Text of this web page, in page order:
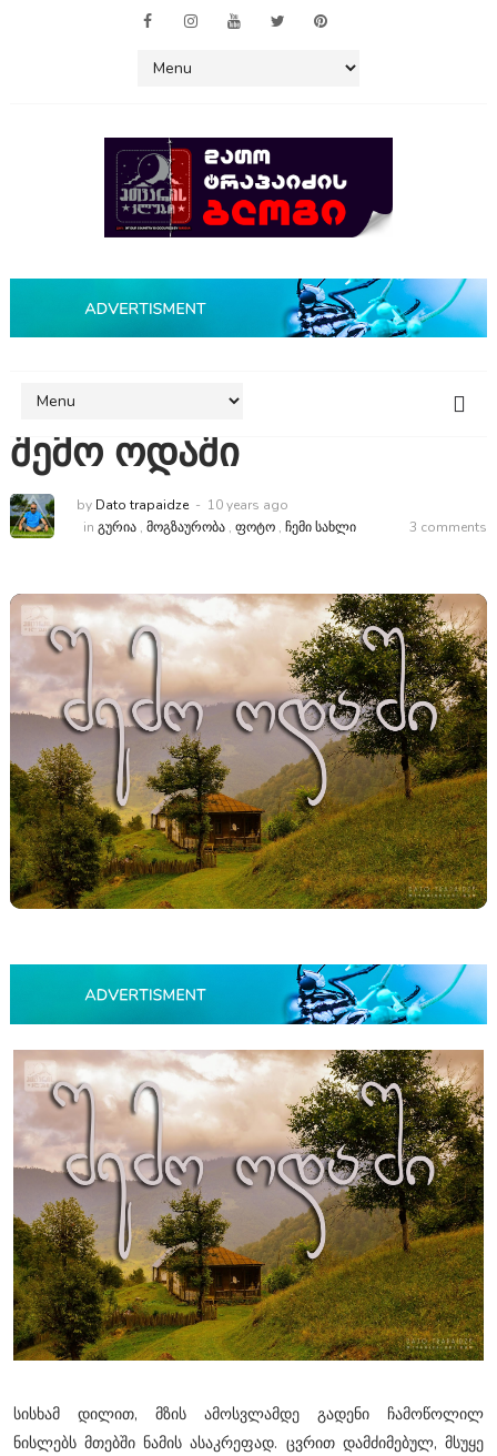
შემო ოდაში
by Dato trapaidze
10 years ago
in ᲒᲣᲠᲘᲐ, ᲛᲝᲒᲖᲐᲣᲠᲝᲑᲐ, ᲤᲝᲢᲝ, ᲩᲔᲛᲘ ᲡᲐᲮᲚᲘ 3 comments
სისხამ დილით, მზის ამოსვლამდე გადენი ჩამოწოლილ
ნისლებს მთებში ნამის ასაკრეფად. ცვრით დამძიმებულ, მსუყე